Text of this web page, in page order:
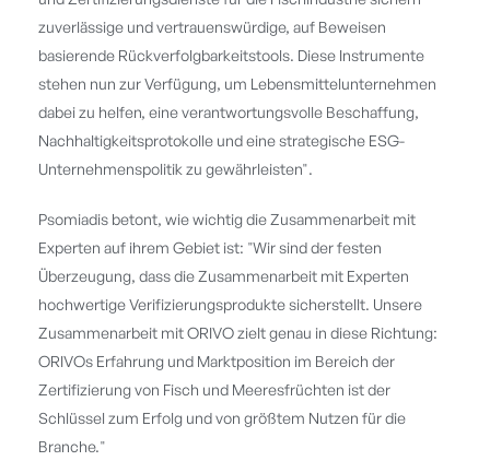
zuverlässige und vertrauenswürdige, auf Beweisen
basierende Rückverfolgbarkeitstools. Diese Instrumente
stehen nun zur Verfügung, um Lebensmittelunternehmen
dabei zu helfen, eine verantwortungsvolle Beschaffung,
Nachhaltigkeitsprotokolle und eine strategische ESG-
Unternehmenspolitik zu gewährleisten".
Psomiadis betont, wie wichtig die Zusammenarbeit mit
Experten auf ihrem Gebiet ist: "Wir sind der festen
Überzeugung, dass die Zusammenarbeit mit Experten
hochwertige Verifizierungsprodukte sicherstellt. Unsere
Zusammenarbeit mit ORIVO zielt genau in diese Richtung:
ORIVOs Erfahrung und Marktposition im Bereich der
Zertifizierung von Fisch und Meeresfrüchten ist der
Schlüssel zum Erfolg und von größtem Nutzen für die
Branche."